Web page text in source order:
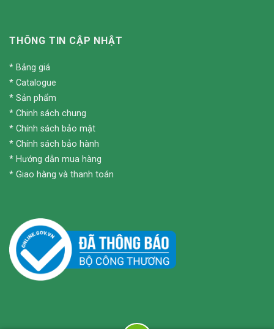
THÔNG TIN CẬP NHẬT
* Bảng giá
* Catalogue
* Sản phẩm
* Chinh sách chung
* Chính sách bảo mật
* Chính sách bảo hành
* Hướng dẫn mua hàng
* Giao hàng và thanh toán